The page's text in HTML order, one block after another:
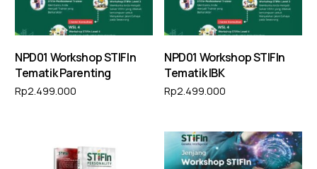
NPD01 Workshop STIFIn
Tematik Parenting
Rp2.499.000
NPD01 Workshop STIFIn
Tematik IBK
Rp2.499.000